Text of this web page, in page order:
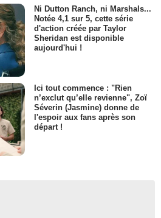
Ni Dutton Ranch, ni Marshals...
Notée 4,1 sur 5, cette série
d'action créée par Taylor
Sheridan est disponible
aujourd'hui !
Ici tout commence : "Rien
n’exclut qu’elle revienne", Zoï
Séverin (Jasmine) donne de
l'espoir aux fans après son
départ !